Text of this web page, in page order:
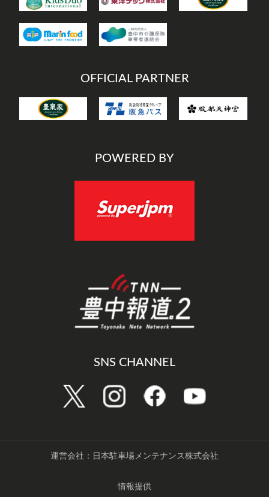
OFFICIAL PARTNER
POWERED BY
SNS CHANNEL
運営会社：日本駐車場メンテナンス株式会社
情報提供